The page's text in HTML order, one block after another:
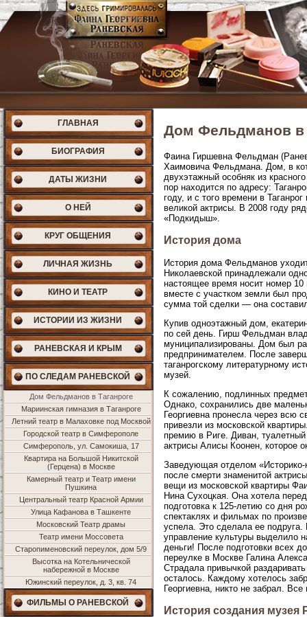
ГЛАВНАЯ
БИОГРАФИЯ
ДАТЫ ЖИЗНИ
О НЕЙ
КРУГ ОБЩЕНИЯ
ЛИЧНАЯ ЖИЗНЬ
КИНО И ТЕАТР
ИСТОРИИ ИЗ ЖИЗНИ
РАНЕВСКАЯ И КРЫМ
ПО СЛЕДАМ РАНЕВСКОЙ
Дом Фельдманов в Таганроге
Мариинская гимназия в Таганроге
Летний театр в Малаховке под Москвой
Городской театр в Симферополе
Симферополь, ул. Самокиша, 17
Квартира на Большой Никитской
(Герцена) в Москве
Камерный театр и Театр имени
Пушкина
Центральный театр Красной Армии
Улица Кафанова в Ташкенте
Московский Театр драмы
Театр имени Моссовета
Старопименовский переулок, дом 5/9
Высотка на Котельнической
набережной в Москве
Южинский переулок, д. 3, кв. 74
ФИЛЬМЫ О РАНЕВСКОЙ
Дом Фельдманов в
Фаина Гиршевна Фельдман
Хаимовича Фельдмана. Дом, в
двухэтажный особняк из
пор находится по адресу:
году, и с того времени в
великой актрисы. В 2008 году
«Подкидыш».
История дома
История дома Фельдманов
Николаевской принадлежали
настоящее время носит номер
вместе с участком земли был
сумма той сделки — она
Купив одноэтажный дом,
по сей день. Гирш Фельдман
муниципализированы. Дом был
предпринимателем. После
таганрогскому литературному
музей.
К сожалению, подлинных
Однако, сохранились две
Георгиевна пронесла через
привезли из московской
премию в Риге. Диван,
актрисы Алисы Коонен, которое
Заведующая отделом «Историко-
после смерти знаменитой
вещи из московской квартиры
Нина Сухоцкая. Она хотела
подготовка к 125-летию со дня
спектаклях и фильмах по
успела. Это сделала ее
управление культуры выделило
деньги! После подготовки всех
переулке в Москве Галина
Страдала привычкой
осталось. Каждому хотелось
Георгиевна, никто не забрал. Все
История создания музея